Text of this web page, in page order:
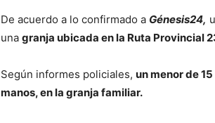
De acuerdo a lo confirmado a Génesis24,
una granja ubicada en la Ruta Provincial
Según informes policiales, un menor de
manos, en la granja familiar.